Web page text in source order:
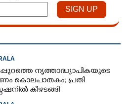
നൃത്താദ്ധ്യാപികയുടെ
കൊലപാതകം; പ്രതി
കീഴടങ്ങി